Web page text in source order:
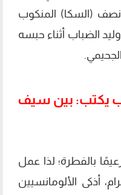
نصف (السكا) المنكوب
الضباب أثناء حبسه
يكتب: بين سيف
بالفطرة؛ لذا عمل
أذكى الألومانسيين